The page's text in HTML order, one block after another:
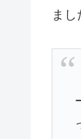
まし